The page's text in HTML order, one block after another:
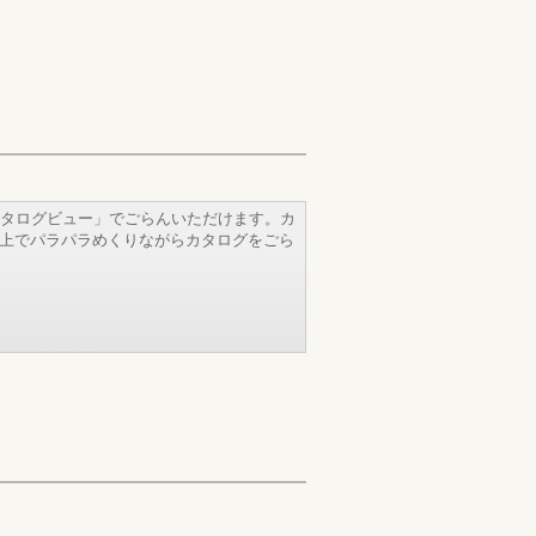
ログビュー」でごらんいただけます。カ
でパラパラめくりながらカタログをごら